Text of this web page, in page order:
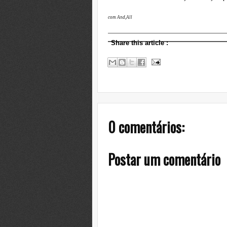
com And,All
Share this article:
0 comentários:
Postar um comentário